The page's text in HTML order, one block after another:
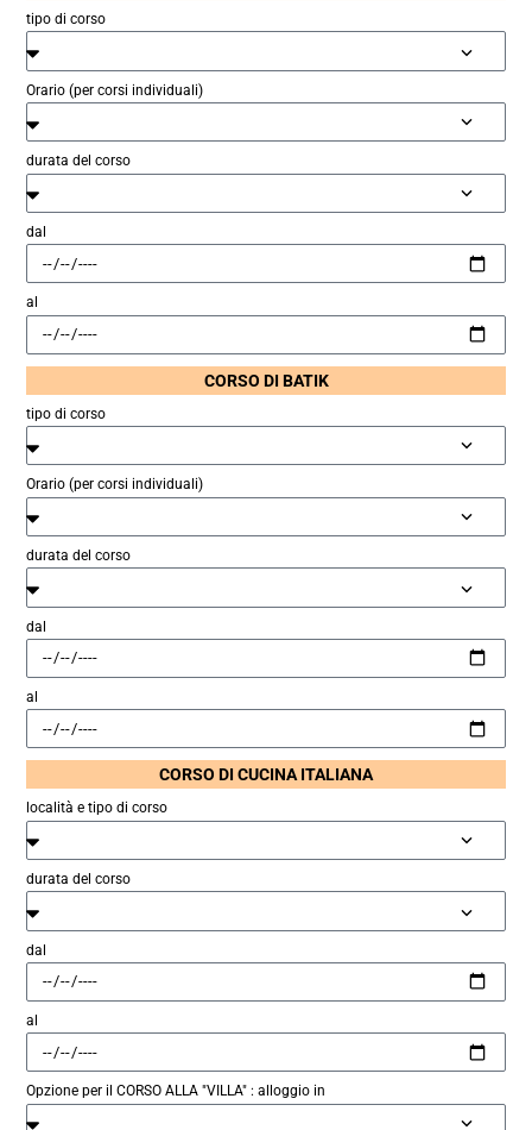
tipo di corso
Orario (per corsi individuali)
durata del corso
dal
al
CORSO DI BATIK
tipo di corso
Orario (per corsi individuali)
durata del corso
dal
al
CORSO DI CUCINA ITALIANA
località e tipo di corso
durata del corso
dal
al
Opzione per il CORSO ALLA "VILLA" : alloggio in